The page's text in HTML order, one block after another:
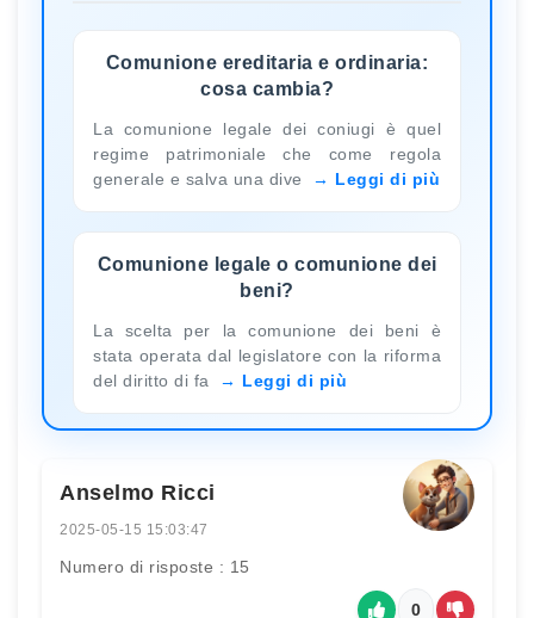
Comunione ereditaria e ordinaria:
cosa cambia?
La comunione legale dei coniugi è quel
regime patrimoniale che come regola
generale e salva una dive
Leggi di più
Comunione legale o comunione dei
beni?
La scelta per la comunione dei beni è
stata operata dal legislatore con la riforma
del diritto di fa
Leggi di più
Anselmo Ricci
2025-05-15 15:03:47
Numero di risposte : 15
0